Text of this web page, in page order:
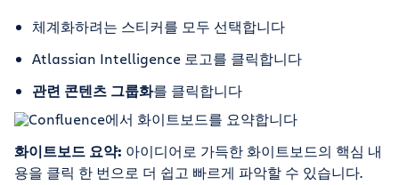
체계화하려는 스티커를 모두 선택합니다
Atlassian Intelligence 로고를 클릭합니다
관련 콘텐츠 그룹화를 클릭합니다
화이트보드 요약: 아이디어로 가득한 화이트보드의 핵심 내
용을 클릭 한 번으로 더 쉽고 빠르게 파악할 수 있습니다.